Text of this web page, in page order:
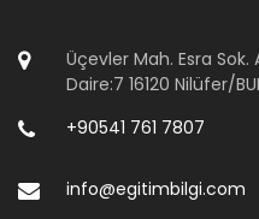
Üçevler Mah. Esra
Daire:7 16120 Nilüfer/
+90541 761 7807
info@egitimbilgi.com